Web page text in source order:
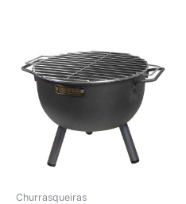
Churrasqueiras